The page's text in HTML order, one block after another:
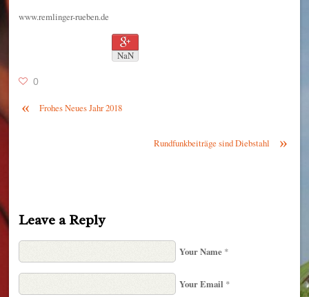
www.remlinger-rueben.de
NaN
0
« Frohes Neues Jahr 2018
»
Rundfunkbeiträge sind Diebstahl
Leave a Reply
Your Name *
Your Email *